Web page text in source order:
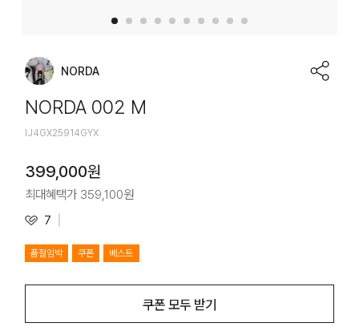
NORDA
NORDA 002 M
IJ4GX25914GYX
399,000원
최대혜택가 359,100원
7
품절임박 쿠폰 베스트
쿠폰 모두 받기